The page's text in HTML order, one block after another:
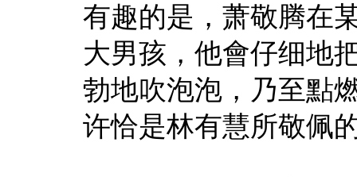
有趣的是，萧敬腾在
大男孩，他會仔细地
勃地吹泡泡，乃至點
许恰是林有慧所敬佩